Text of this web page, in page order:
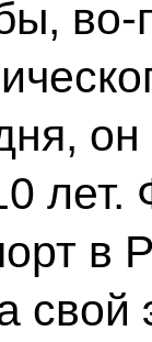
лет.
в